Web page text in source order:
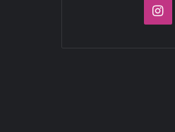
یوتیوباینستاگرام